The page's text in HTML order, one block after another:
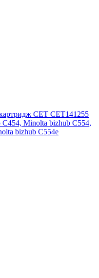
CET CET141255
Minolta bizhub C554,
bizhub C554e